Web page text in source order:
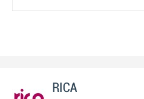
RICA